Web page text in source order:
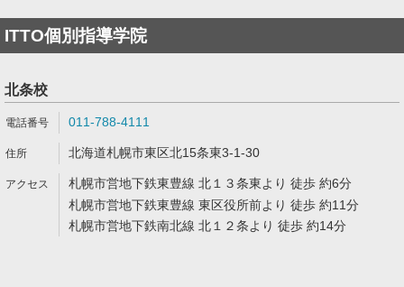
ITTO個別指導学院
北条校
011-788-4111
北海道札幌市東区北15条東3-1-30
札幌市営地下鉄東豊線 北１３条東より 徒歩 約6分
札幌市営地下鉄東豊線 東区役所前より 徒歩 約11分
札幌市営地下鉄南北線 北１２条より 徒歩 約14分